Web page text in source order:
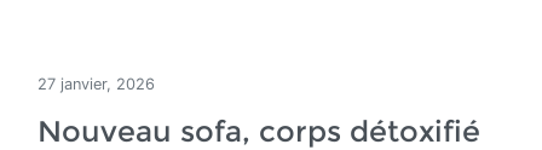
27 janvier, 2026
Nouveau sofa, corps détoxifié